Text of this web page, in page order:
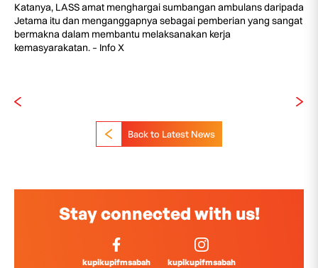
Katanya, LASS amat menghargai sumbangan ambulans daripada
Jetama itu dan menganggapnya sebagai pemberian yang sangat
bermakna dalam membantu melaksanakan kerja
kemasyarakatan. – Info X
Back to Latest News
Stay connected with us!
kupikupifmsabah kupikupifmsabah